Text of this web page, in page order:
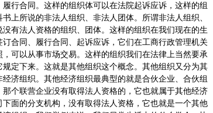
履行合同。这样的组织体可以在法院起诉应诉，这样的组
上所说的非法人组织、非法人团体。所谓非法人组织、
有法人资格的组织、团体。这样的组织在我们现在的生
合同、履行合同、起诉应诉，它们在工商行政管理机关
可以从事市场交易。这样的组织我们在法律上当然要承
定下来。这就是其他组织这个概念。其他组织又分为其
济组织。其他经济组织最典型的就是合伙企业、合伙组
个联营企业没有取得法人资格的，它也就属于其他经济
面的分支机构，没有取得法人资格，它也就是一个其他